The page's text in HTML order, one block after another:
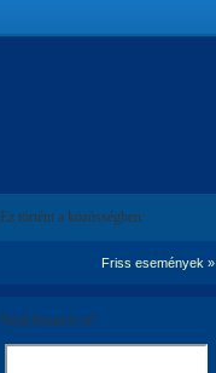
Ez történt a közösségben:
Friss események »
Szólj hozzá te is!